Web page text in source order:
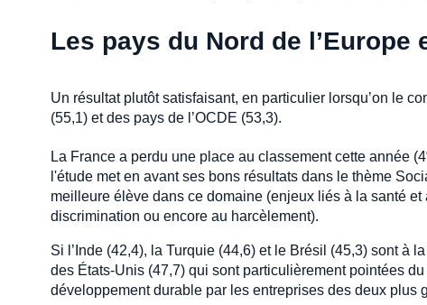
Les pays du Nord de l’Europe
Un résultat plutôt satisfaisant, en particulier lorsqu’on le
(55,1) et des pays de l’OCDE (53,3).
La France a perdu une place au classement cette année (4
l'étude met en avant ses bons résultats dans le thème
meilleure élève dans ce domaine (enjeux liés à la santé
discrimination ou encore au harcèlement).
Si l’Inde (42,4), la Turquie (44,6) et le Brésil (45,3) sont à
des États-Unis (47,7) qui sont particulièrement pointées
développement durable par les entreprises des deux plus